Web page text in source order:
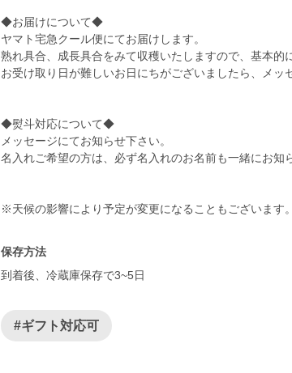
◆お届けについて◆
ヤマト宅急クール便にてお届けします。
熟れ具合、成長具合をみて収穫いたしますので、基本的
お受け取り日が難しいお日にちがございましたら、メッ
◆熨斗対応について◆
メッセージにてお知らせ下さい。
名入れご希望の方は、必ず名入れのお名前も一緒にお知
※天候の影響により予定が変更になることもございます。
保存方法
到着後、冷蔵庫保存で3~5日
#ギフト対応可